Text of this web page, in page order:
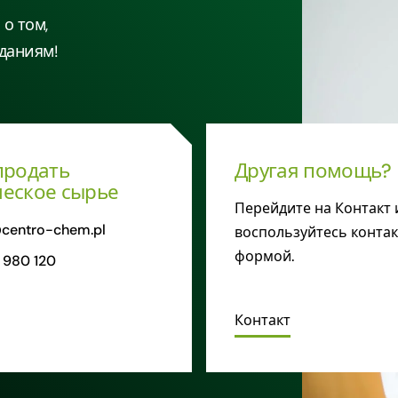
том,
сырье
chem.pl
120
Другая помощь?
Перейдите на Контакт
воспользуйтесь
формой.
Контакт